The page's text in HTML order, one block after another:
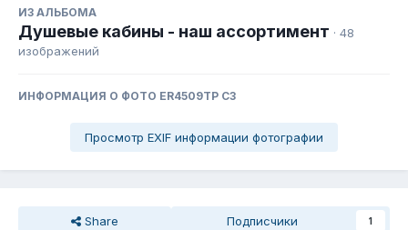
ИЗ АЛЬБОМА
Душевые кабины - наш ассортимент · 48
изображений
ИНФОРМАЦИЯ О ФОТО ER4509ТP С3
Просмотр EXIF информации фотографии
Share Подписчики 1